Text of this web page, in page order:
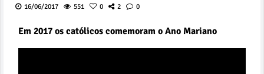
16/06/2017 551 0 2 0
Em 2017 os católicos comemoram o Ano Mariano